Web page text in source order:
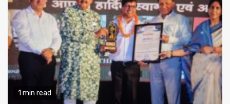
1 min read